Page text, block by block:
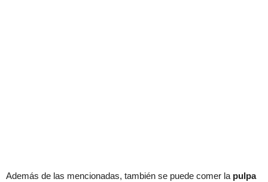
Además de las mencionadas, también se puede comer la pulpa